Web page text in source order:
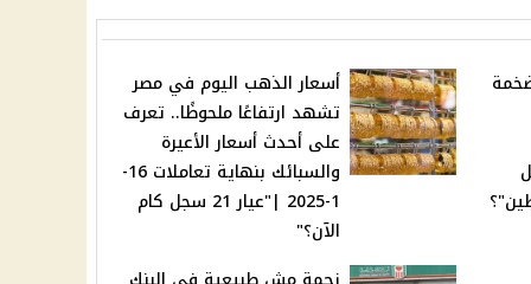
أسعار الذهب اليوم في مصر
تشهد ارتفاعًا ملحوظًا.. تعرف
على أحدث أسعار الأعيرة
والسبائك بنهاية تعاملات 16-
1-2025 |"عيار 21 سجل كام
الآن؟"